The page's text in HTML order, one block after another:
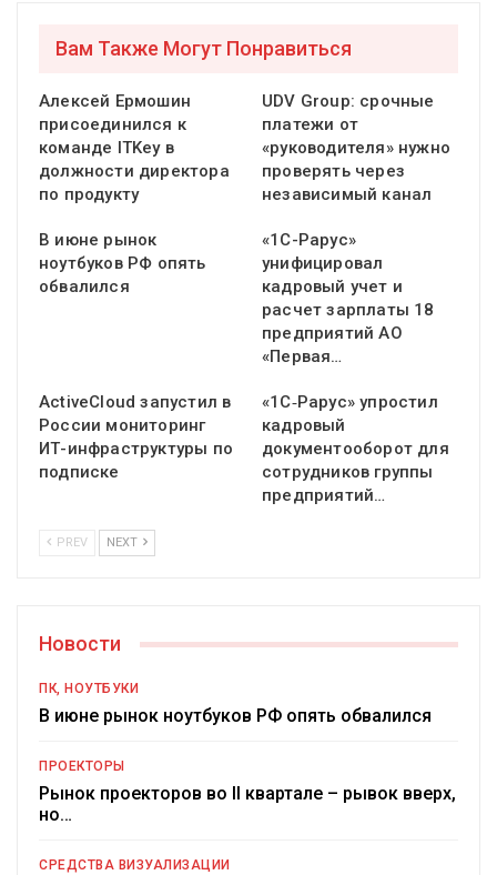
Вам Также Могут Понравиться
Алексей Ермошин
присоединился к
команде ITKey в
должности директора
по продукту
UDV Group: срочные
платежи от
«руководителя» нужно
проверять через
независимый канал
В июне рынок
ноутбуков РФ опять
обвалился
«1С-Рарус»
унифицировал
кадровый учет и
расчет зарплаты 18
предприятий АО
«Первая…
ActiveCloud запустил в
России мониторинг
ИТ-инфраструктуры по
подписке
«1С‑Рарус» упростил
кадровый
документооборот для
сотрудников группы
предприятий…
PREV NEXT
Новости
ПК, НОУТБУКИ
В июне рынок ноутбуков РФ опять обвалился
ПРОЕКТОРЫ
Рынок проекторов во II квартале – рывок вверх,
но…
СРЕДСТВА ВИЗУАЛИЗАЦИИ